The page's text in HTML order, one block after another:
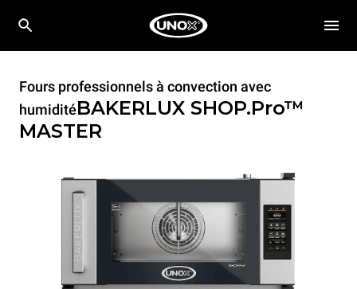
Fours professionnels à convection avec
humiditéBAKERLUX SHOP.Pro™
MASTER